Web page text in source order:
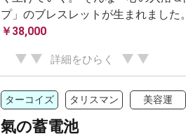
プ」のブレスレットが生まれました
￥38,000
詳細をひらく
ターコイズ タリスマン 美容運
氣の蓄電池